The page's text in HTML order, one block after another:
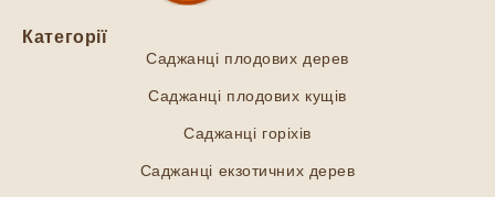
Категорії
Саджанці плодових дерев
Саджанці плодових кущів
Саджанці горіхів
Саджанці екзотичних дерев